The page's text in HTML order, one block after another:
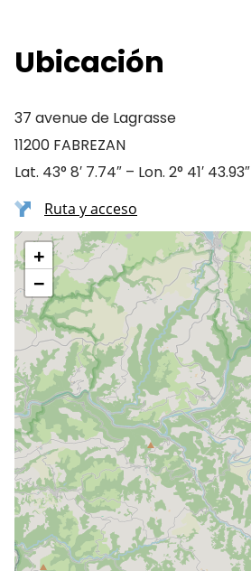
Ubicación
37 avenue de Lagrasse
11200 FABREZAN
Lat. 43° 8′ 7.74″ – Lon. 2° 41′ 43.93″
Ruta y acceso
+
−